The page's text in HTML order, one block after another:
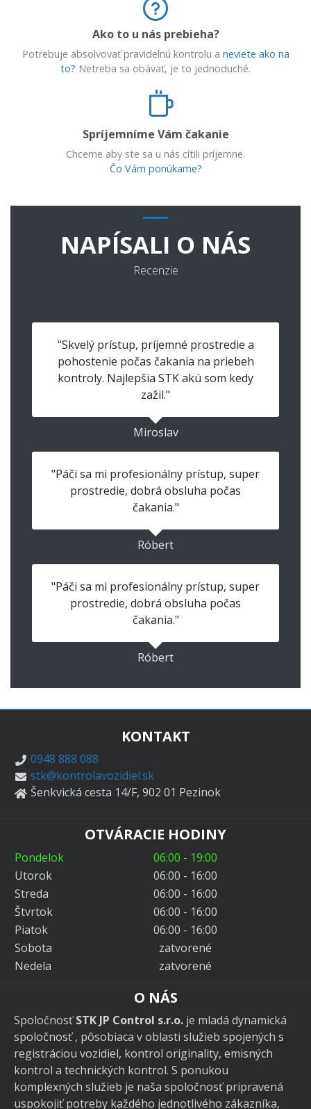
Ako to u nás prebieha?
Potrebuje absolvovať pravidelnú kontrolu a neviete ako na
to? Netreba sa obávať, je to jednoduché.
Spríjemníme Vám čakanie
Chceme aby ste sa u nás cítili príjemne.
Čo Vám ponúkame?
NAPÍSALI O NÁS
Recenzie
"Skvelý prístup, príjemné prostredie a
pohostenie počas čakania na priebeh
kontroly. Najlepšia STK akú som kedy
zažil."
Miroslav
"Páči sa mi profesionálny prístup, super
prostredie, dobrá obsluha počas
čakania."
Róbert
"Páči sa mi profesionálny prístup, super
prostredie, dobrá obsluha počas
čakania."
Róbert
KONTAKT
0948 888 088
stk@kontrolavozidiel.sk
Šenkvická cesta 14/F, 902 01 Pezinok
OTVÁRACIE HODINY
Pondelok
06:00 - 19:00
Utorok
06:00 - 16:00
Streda
06:00 - 16:00
Štvrtok
06:00 - 16:00
Piatok
06:00 - 16:00
Sobota
zatvorené
Nedela
zatvorené
O NÁS
SpoločnosťSTK JP Control s.r.o. je mladá dynamická
spoločnosť , pôsobiaca v oblasti služieb spojených s
registráciou vozidiel, kontrol originality, emisných
kontrol a technických kontrol. S ponukou
komplexných služieb je naša spoločnosť pripravená
uspokojiť potreby každého jednotlivého zákazníka,